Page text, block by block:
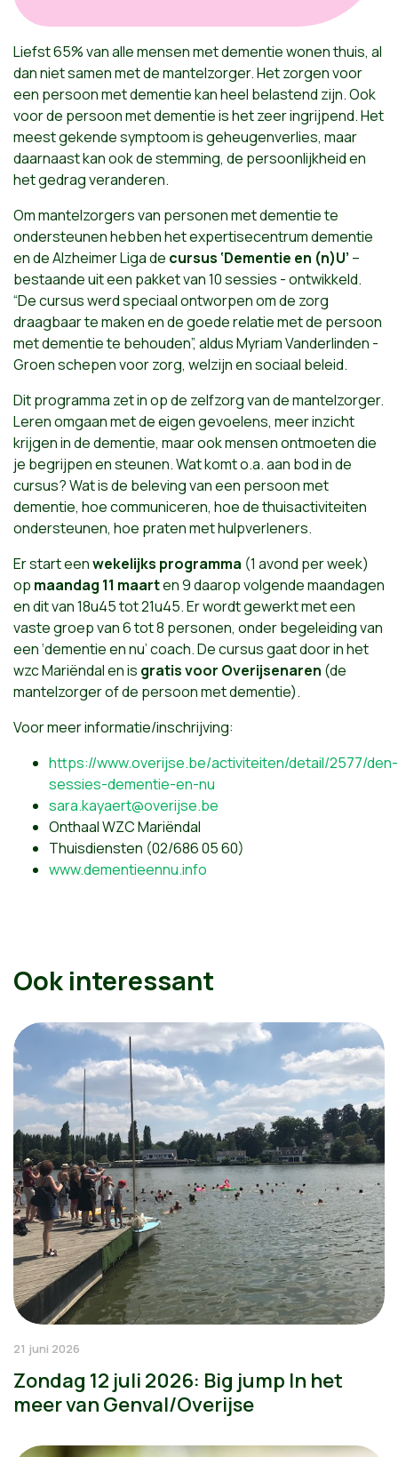
Liefst 65% van alle mensen met dementie wonen thuis, al
dan niet samen met de mantelzorger. Het zorgen voor
een persoon met dementie kan heel belastend zijn. Ook
voor de persoon met dementie is het zeer ingrijpend. Het
meest gekende symptoom is geheugenverlies, maar
daarnaast kan ook de stemming, de persoonlijkheid en
het gedrag veranderen.
Om mantelzorgers van personen met dementie te
ondersteunen hebben het expertisecentrum dementie
en de Alzheimer Liga de cursus ‘Dementie en (n)U’ –
bestaande uit een pakket van 10 sessies - ontwikkeld.
“De cursus werd speciaal ontworpen om de zorg
draagbaar te maken en de goede relatie met de persoon
met dementie te behouden”, aldus Myriam Vanderlinden -
Groen schepen voor zorg, welzijn en sociaal beleid.
Dit programma zet in op de zelfzorg van de mantelzorger.
Leren omgaan met de eigen gevoelens, meer inzicht
krijgen in de dementie, maar ook mensen ontmoeten die
je begrijpen en steunen. Wat komt o.a. aan bod in de
cursus? Wat is de beleving van een persoon met
dementie, hoe communiceren, hoe de thuisactiviteiten
ondersteunen, hoe praten met hulpverleners.
Er start eenwekelijks programma (1 avond per week)
op maandag 11 maarten 9 daarop volgende maandagen
en dit van 18u45 tot 21u45. Er wordt gewerkt met een
vaste groep van 6 tot 8 personen, onder begeleiding van
een ‘dementie en nu’ coach. De cursus gaat door in het
wzc Mariëndal en is gratis voor Overijsenaren (de
mantelzorger of de persoon met dementie).
Voor meer informatie/inschrijving:
https://www.overijse.be/activiteiten/detail/2577/den-
sessies-dementie-en-nu
sara.kayaert@overijse.be
Onthaal WZC Mariëndal
Thuisdiensten (02/686 05 60)
www.dementieennu.info
Ook interessant
21 juni 2026
Zondag 12 juli 2026: Big jump In het
meer van Genval/Overijse